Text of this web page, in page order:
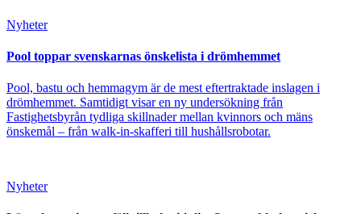
Nyheter
Pool toppar svenskarnas önskelista i drömhemmet
Pool, bastu och hemmagym är de mest eftertraktade inslagen i
drömhemmet. Samtidigt visar en ny undersökning från
Fastighetsbyrån tydliga skillnader mellan kvinnors och mäns
önskemål – från walk-in-skafferi till hushållsrobotar.
Nyheter